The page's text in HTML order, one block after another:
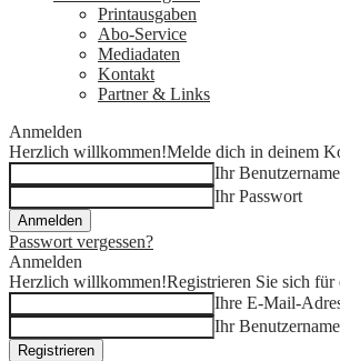
Printausgaben
Abo-Service
Mediadaten
Kontakt
Partner & Links
Anmelden
Herzlich willkommen!Melde dich in deinem
Ihr Benutzername
Ihr Passwort
Passwort vergessen?
Anmelden
Herzlich willkommen!Registrieren Sie sich
Ihre E-Mail-
Ihr Benutzername